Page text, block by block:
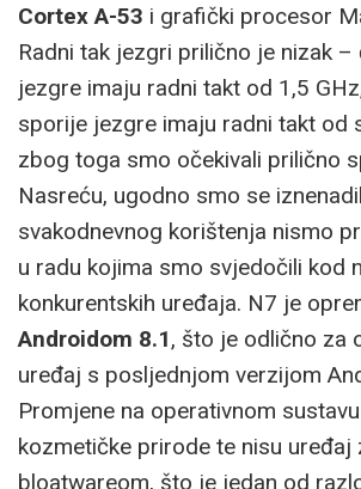
Cortex A-53 i grafički procesor
Radni tak jezgri prilično je nizak –
jezgre imaju radni takt od 1,5
sporije jezgre imaju radni takt od
zbog toga smo očekivali prilično
Nasreću, ugodno smo se
svakodnevnog korištenja nismo
u radu kojima smo svjedočili kod
konkurentskih uređaja. N7 je
Androidom 8.1, što je odlično za
uređaj s posljednjom verzijom
Promjene na operativnom
kozmetičke prirode te nisu uređaj
bloatwareom, što je jedan od